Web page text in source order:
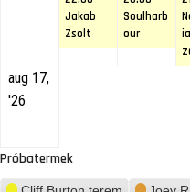
Jakab
Zsolt
Soulharb
our
ia
aug 17,
'26
Próbatermek